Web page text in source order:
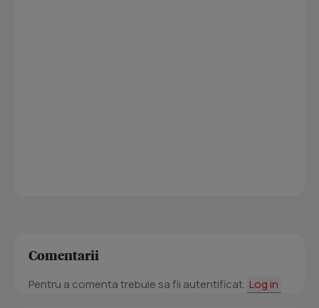
Comentarii
Pentru a comenta trebuie sa fii autentificat. Log in